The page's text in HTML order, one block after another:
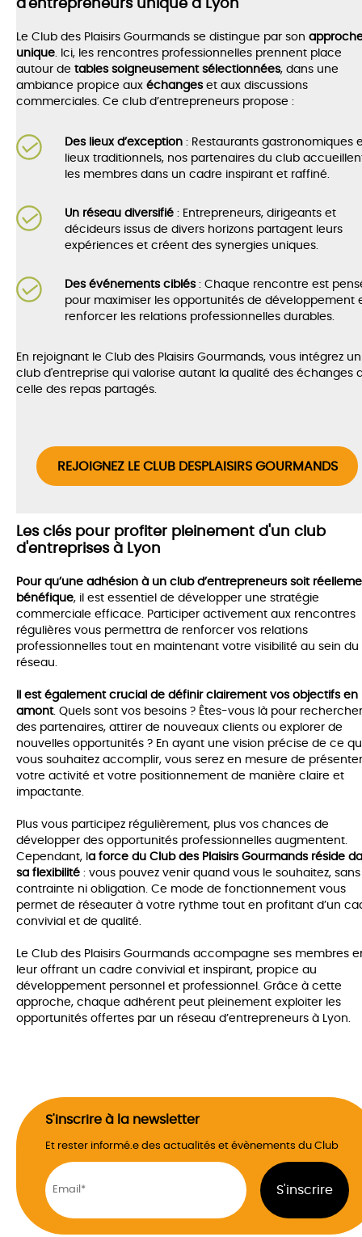
d'entrepreneurs unique à Lyon
Le Club des Plaisirs Gourmands se distingue par son
unique. Ici, les rencontres professionnelles prennent place
autour de tables soigneusement sélectionnées, dans une
ambiance propice aux échangeset aux discussions
commerciales. Ce club d’entrepreneurs propose :
Des lieux d’exception : Restaurants gastronomiques
lieux traditionnels, nos partenaires du club
les membres dans un cadre inspirant et raffiné.
Un réseau diversifié : Entrepreneurs, dirigeants et
décideurs issus de divers horizons partagent leurs
expériences et créent des synergies uniques.
Des événements ciblés: Chaque rencontre est
pour maximiser les opportunités de développement
renforcer les relations professionnelles durables.
En rejoignant le Club des Plaisirs Gourmands, vous intégrez un
club d'entreprise qui valorise autant la qualité des échanges
celle des repas partagés.
REJOIGNEZ LE CLUB DESPLAISIRS GOURMANDS
Les clés pour profiter pleinement d'un club
d'entreprises à Lyon
Pour qu’une adhésion à un club d’entrepreneurs soit
bénéfique, il est essentiel de développer une stratégie
commerciale efficace. Participer activement aux rencontres
régulières vous permettra de renforcer vos relations
professionnelles tout en maintenant votre visibilité au sein du
réseau.
Il est également crucial de définir clairement vos objectifs en
amont. Quels sont vos besoins ? Êtes-vous là pour rechercher
des partenaires, attirer de nouveaux clients ou explorer de
nouvelles opportunités ? En ayant une vision précise de ce
vous souhaitez accomplir, vous serez en mesure de présenter
votre activité et votre positionnement de manière claire et
impactante.
Plus vous participez régulièrement, plus vos chances de
développer des opportunités professionnelles augmentent.
Cependant, l a force du Club des Plaisirs Gourmands réside
sa flexibilité : vous pouvez venir quand vous le souhaitez, sans
contrainte ni obligation. Ce mode de fonctionnement vous
permet de réseauter à votre rythme tout en profitant d’un
convivial et de qualité.
Le Club des Plaisirs Gourmands accompagne ses membres
leur offrant un cadre convivial et inspirant, propice au
développement personnel et professionnel. Grâce à cette
approche, chaque adhérent peut pleinement exploiter les
opportunités offertes par un réseau d’entrepreneurs à Lyon.
S'inscrire à la newsletter
Et rester informé.e des actualités et évènements du Club